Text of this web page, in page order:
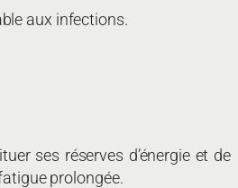
aux infections.
ses réserves d’énergie et de
prolongée.